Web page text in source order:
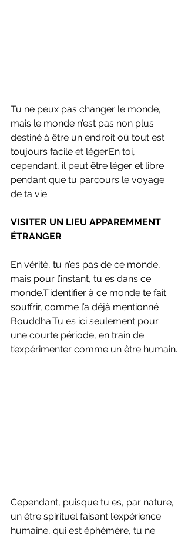
Tu ne peux pas changer le monde,
mais le monde n’est pas non plus
destiné à être un endroit où tout est
toujours facile et léger.En toi,
cependant, il peut être léger et libre
pendant que tu parcours le voyage
de ta vie.
VISITER UN LIEU APPAREMMENT
ÉTRANGER
En vérité, tu n’es pas de ce monde,
mais pour l’instant, tu es dans ce
monde.T’identifier à ce monde te fait
souffrir, comme l’a déjà mentionné
Bouddha.Tu es ici seulement pour
une courte période, en train de
t’expérimenter comme un être humain.
Cependant, puisque tu es, par nature,
un être spirituel faisant l’expérience
humaine, qui est éphémère, tu ne